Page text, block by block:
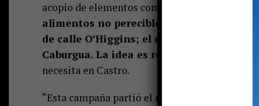
acopio de elementos como pañales,
alimentos no perecibles; entre otras
de calle O’Higgins; el de la 2da
Caburgua. La idea es recolectar durante
necesita en Castro.
“Esta campaña partió el martes 14 hasta el